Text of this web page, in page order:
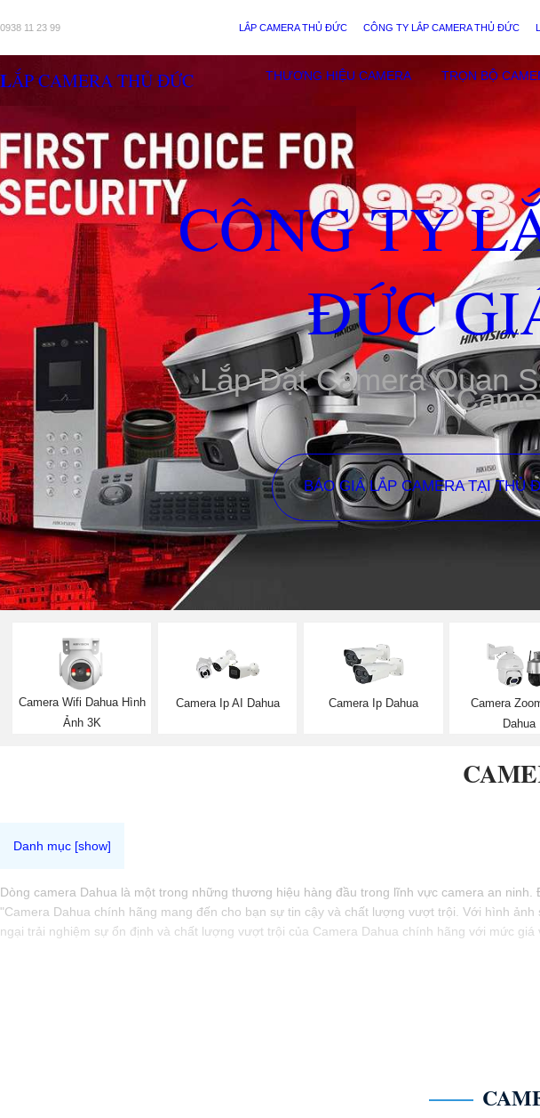
0938 11 23 99 LẮP CAMERA THỦ ĐỨC CÔNG TY LẮP CAMERA THỦ ĐỨC
LẮP CAMERA THỦ ĐỨC THƯƠNG HIỆU CAMERA TRỌN BỘ
CÔNG TY
ĐỨC
Lắp Đặt Camera Quan
BÁO GIÁ LẮP CAMERA TẠI THỦ
Camera Wifi Dahua Hình
Ảnh 3K
Camera Ip AI Dahua Camera Ip Dahua
Camera
Dahua
Dòng camera Dahua là một trong những thương hiệu hàng đầu trong lĩnh vực camera an
"Camera Dahua chính hãng mang đến cho bạn sự tin cậy và chất lượng vượt trội. Với hình
ngại trải nghiệm sự ổn định và chất lượng vượt trội của Camera Dahua chính hãng với mức giá